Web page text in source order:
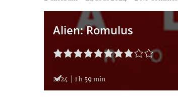
Alien: Romulus
2024 1 h 59 min